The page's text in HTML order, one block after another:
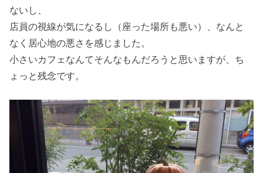
ないし、
店員の視線が気になるし（座った場所も悪い）、なんと
なく居心地の悪さを感じました。
小さいカフェなんてそんなもんだろうと思いますが、ち
ょっと残念です。